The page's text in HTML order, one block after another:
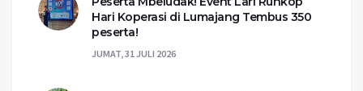
Hari Koperasi di Lumajang Tembus 350
peserta!
JUMAT, 31 JULI 2026